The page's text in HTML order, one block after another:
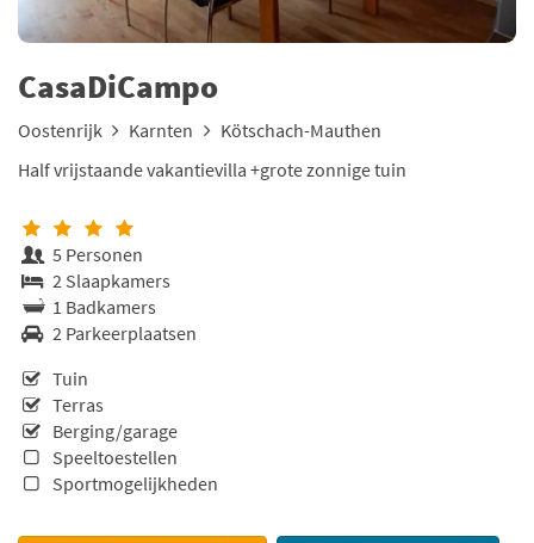
CasaDiCampo
Oostenrijk Karnten
Kötschach-Mauthen
Half vrijstaande vakantievilla +grote zonnige tuin
5 Personen
2 Slaapkamers
1 Badkamers
2 Parkeerplaatsen
Tuin
Terras
Berging/garage
Speeltoestellen
Sportmogelijkheden